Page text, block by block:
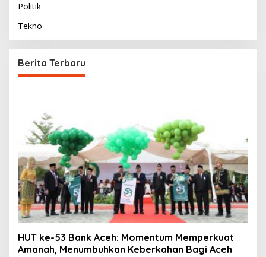
Politik
Tekno
Berita Terbaru
HUT ke-53 Bank Aceh: Momentum Memperkuat
Amanah, Menumbuhkan Keberkahan Bagi Aceh